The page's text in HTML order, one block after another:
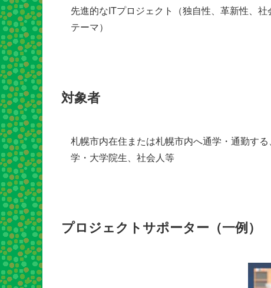
先進的なITプロジェクト（独自性、革新性、
テーマ）
対象者
札幌市内在住または札幌市内へ通学・通勤す
学・大学院生、社会人等
プロジェクトサポーター（一例）